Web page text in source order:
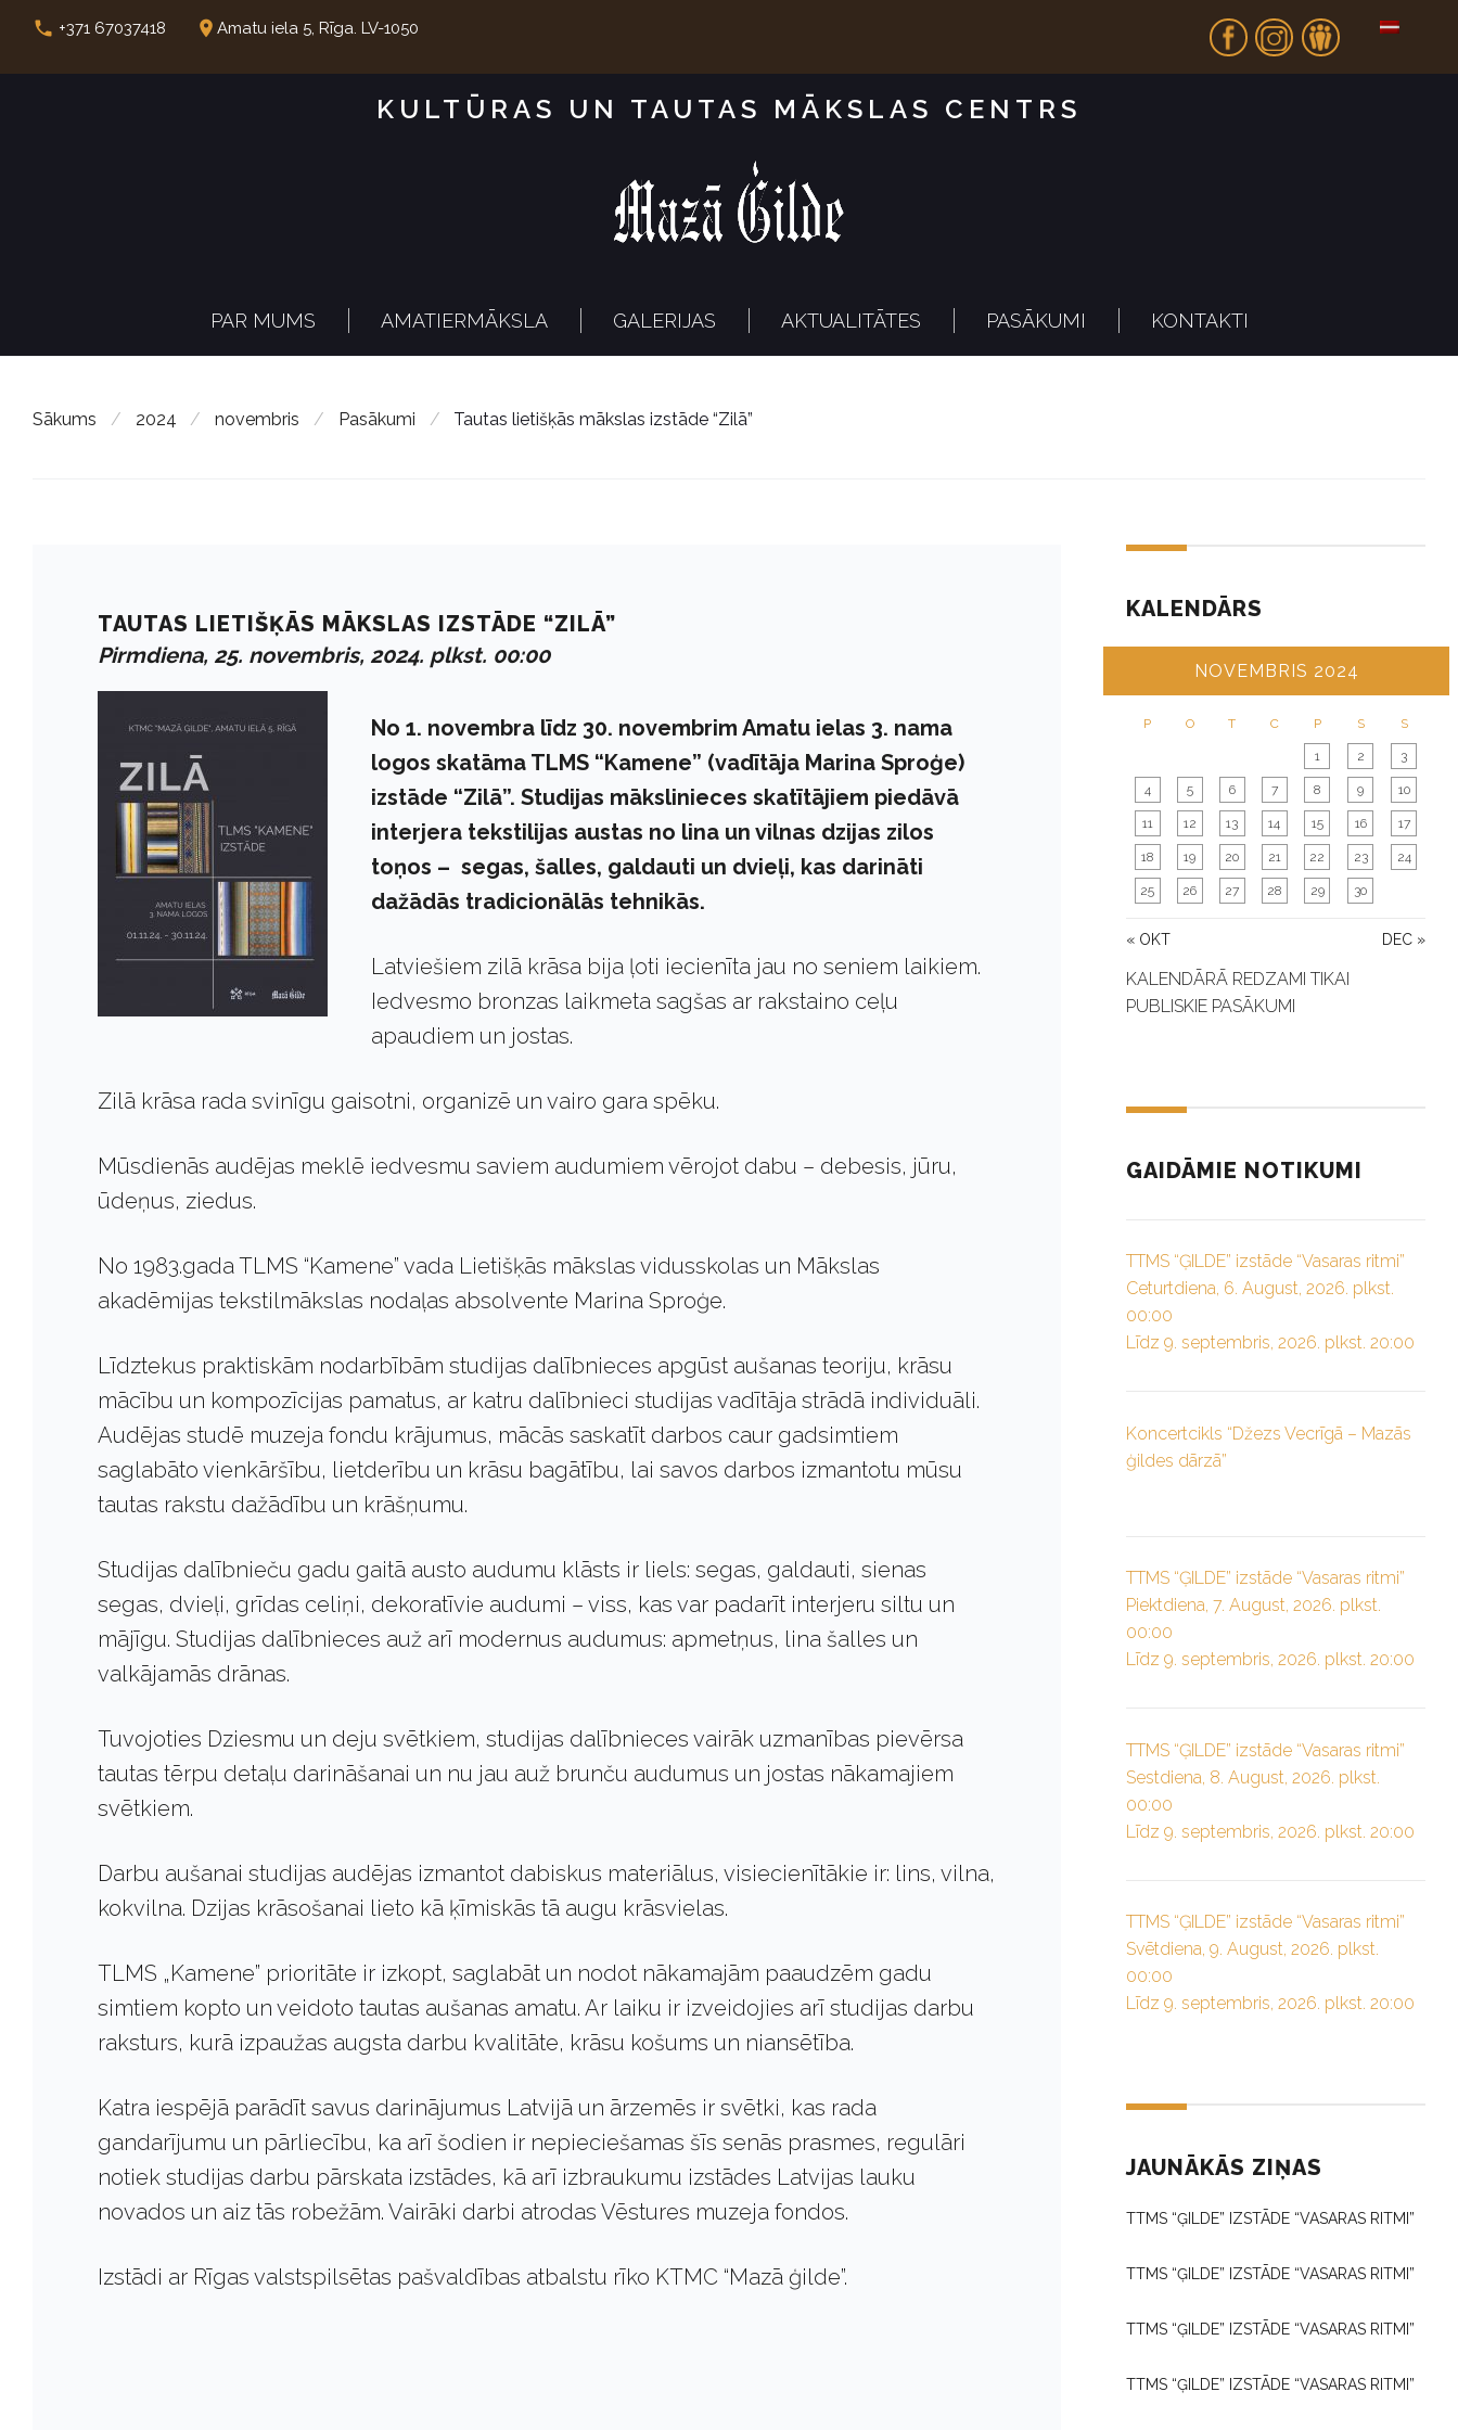
e
Fb In Dr
call +371 67037418 place Amatu iela 5, Rīga. LV-1050
KULTŪRAS UN TAUTAS MĀKSLAS CENTRS
PAR MUMS AMATIERMĀKSLA GALERIJAS AKTUALITĀTES PASĀKUMI KONTAKTI
Sākums / 2024 / novembris / Pasākumi / Tautas lietišķās mākslas izstāde “Zilā”
TAUTAS LIETIŠĶĀS MĀKSLAS IZSTĀDE “ZILĀ”
Pirmdiena, 25. novembris, 2024. plkst. 00:00
No 1. novembra līdz 30. novembrim Amatu ielas 3. nama
logos skatāma TLMS “Kamene” (vadītāja Marina Sproģe)
izstāde “Zilā”. Studijas mākslinieces skatītājiem piedāvā
interjera tekstilijas austas no lina un vilnas dzijas zilos
toņos – segas, šalles, galdauti un dvieļi, kas darināti
dažādās tradicionālās tehnikās.
Latviešiem zilā krāsa bija ļoti iecienīta jau no seniem laikiem.
Iedvesmo bronzas laikmeta sagšas ar rakstaino ceļu
apaudiem un jostas.
Zilā krāsa rada svinīgu gaisotni, organizē un vairo gara spēku.
Mūsdienās audējas meklē iedvesmu saviem audumiem vērojot dabu – debesis, jūru,
ūdeņus, ziedus.
No 1983.gada TLMS “Kamene” vada Lietišķās mākslas vidusskolas un Mākslas
akadēmijas tekstilmākslas nodaļas absolvente Marina Sproģe.
Līdztekus praktiskām nodarbībām studijas dalībnieces apgūst aušanas teoriju, krāsu
mācību un kompozīcijas pamatus, ar katru dalībnieci studijas vadītāja strādā individuāli.
Audējas studē muzeja fondu krājumus, mācās saskatīt darbos caur gadsimtiem
saglabāto vienkāršību, lietderību un krāsu bagātību, lai savos darbos izmantotu mūsu
tautas rakstu dažādību un krāšņumu.
Studijas dalībnieču gadu gaitā austo audumu klāsts ir liels: segas, galdauti, sienas
segas, dvieļi, grīdas celiņi, dekoratīvie audumi – viss, kas var padarīt interjeru siltu un
mājīgu. Studijas dalībnieces auž arī modernus audumus: apmetņus, lina šalles un
valkājamās drānas.
Tuvojoties Dziesmu un deju svētkiem, studijas dalībnieces vairāk uzmanības pievērsa
tautas tērpu detaļu darināšanai un nu jau auž brunču audumus un jostas nākamajiem
svētkiem.
Darbu aušanai studijas audējas izmantot dabiskus materiālus, visiecienītākie ir: lins, vilna,
kokvilna. Dzijas krāsošanai lieto kā ķīmiskās tā augu krāsvielas.
TLMS „Kamene” prioritāte ir izkopt, saglabāt un nodot nākamajām paaudzēm gadu
simtiem kopto un veidoto tautas aušanas amatu. Ar laiku ir izveidojies arī studijas darbu
raksturs, kurā izpaužas augsta darbu kvalitāte, krāsu košums un niansētība.
Katra iespējā parādīt savus darinājumus Latvijā un ārzemēs ir svētki, kas rada
gandarījumu un pārliecību, ka arī šodien ir nepieciešamas šīs senās prasmes, regulāri
notiek studijas darbu pārskata izstādes, kā arī izbraukumu izstādes Latvijas lauku
novados un aiz tās robežām. Vairāki darbi atrodas Vēstures muzeja fondos.
Izstādi ar Rīgas valstspilsētas pašvaldības atbalstu rīko KTMC “Mazā ģilde”.
KALENDĀRS
NOVEMBRIS 2024
P O T C P S S
« OKT DEC »
1 2 3
4 5 6 7 8 9 10
11 12 13 14 15 16 17
18 19 20 21 22 23 24
25 26 27 28 29 30
KALENDĀRĀ REDZAMI TIKAI
PUBLISKIE PASĀKUMI
GAIDĀMIE NOTIKUMI
TTMS “ĢILDE” izstāde “Vasaras ritmi”
Ceturtdiena, 6. August, 2026. plkst.
00:00
Līdz 9. septembris, 2026. plkst. 20:00
Koncertcikls “Džezs Vecrīgā – Mazās
ģildes dārzā”
TTMS “ĢILDE” izstāde “Vasaras ritmi”
Piektdiena, 7. August, 2026. plkst.
00:00
Līdz 9. septembris, 2026. plkst. 20:00
TTMS “ĢILDE” izstāde “Vasaras ritmi”
Sestdiena, 8. August, 2026. plkst.
00:00
Līdz 9. septembris, 2026. plkst. 20:00
TTMS “ĢILDE” izstāde “Vasaras ritmi”
Svētdiena, 9. August, 2026. plkst.
00:00
Līdz 9. septembris, 2026. plkst. 20:00
JAUNĀKĀS ZIŅAS
TTMS “ĢILDE” IZSTĀDE “VASARAS RITMI”
TTMS “ĢILDE” IZSTĀDE “VASARAS RITMI”
TTMS “ĢILDE” IZSTĀDE “VASARAS RITMI”
TTMS “ĢILDE” IZSTĀDE “VASARAS RITMI”